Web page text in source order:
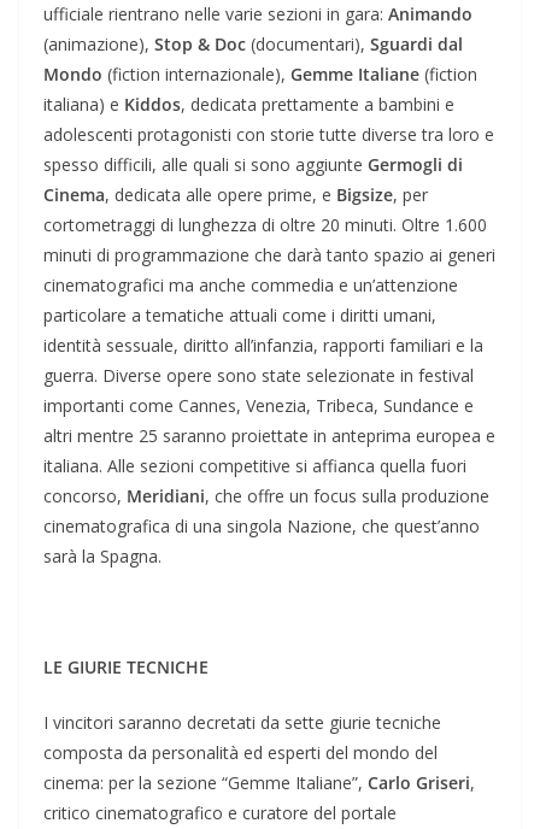
ufficiale rientrano nelle varie sezioni in gara: Animando
(animazione), Stop & Doc (documentari), Sguardi dal
Mondo (fiction internazionale), Gemme Italiane (fiction
italiana) e Kiddos, dedicata prettamente a bambini e
adolescenti protagonisti con storie tutte diverse tra loro e
spesso difficili, alle quali si sono aggiunte Germogli di
Cinema, dedicata alle opere prime, e Bigsize, per
cortometraggi di lunghezza di oltre 20 minuti. Oltre 1.600
minuti di programmazione che darà tanto spazio ai generi
cinematografici ma anche commedia e un’attenzione
particolare a tematiche attuali come i diritti umani,
identità sessuale, diritto all’infanzia, rapporti familiari e la
guerra. Diverse opere sono state selezionate in festival
importanti come Cannes, Venezia, Tribeca, Sundance e
altri mentre 25 saranno proiettate in anteprima europea e
italiana. Alle sezioni competitive si affianca quella fuori
concorso, Meridiani, che offre un focus sulla produzione
cinematografica di una singola Nazione, che quest’anno
sarà la Spagna.
LE GIURIE TECNICHE
I vincitori saranno decretati da sette giurie tecniche
composta da personalità ed esperti del mondo del
cinema: per la sezione “Gemme Italiane”, Carlo Griseri,
critico cinematografico e curatore del portale